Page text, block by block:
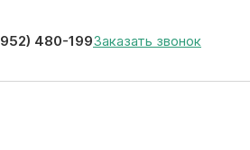
480-199Заказать звонок